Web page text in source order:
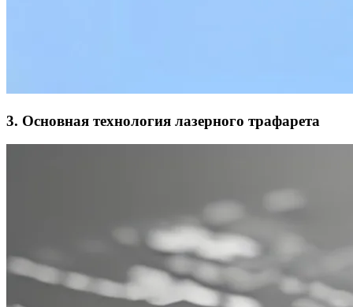
3. Основная технология лазерного трафарета